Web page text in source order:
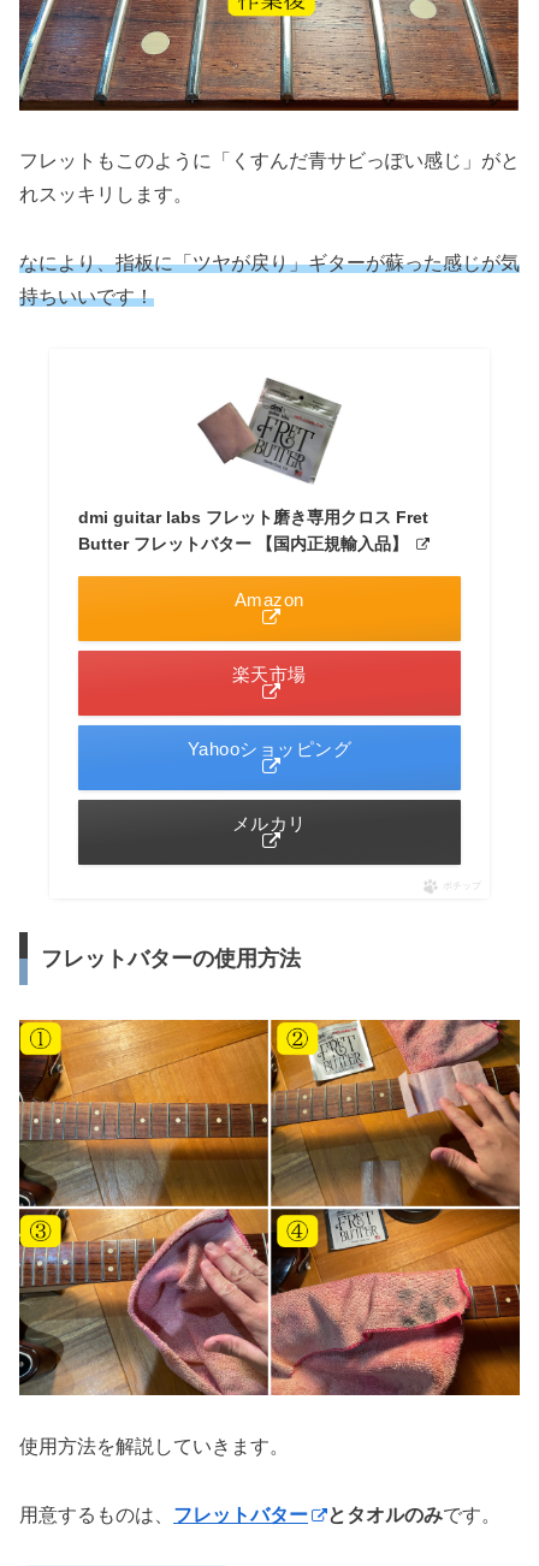
フレットもこのように「くすんだ青サビっぽい感じ」がと
れスッキリします。
なにより、指板に「ツヤが戻り」ギターが蘇った感じが気
持ちいいです！
dmi guitar labs フレット磨き専用クロス Fret
Butter フレットバター 【国内正規輸入品】
Amazon
楽天市場
Yahooショッピング
メルカリ
ポチップ
フレットバターの使用方法
使用方法を解説していきます。
用意するものは、 フレットバター とタオルのみです。